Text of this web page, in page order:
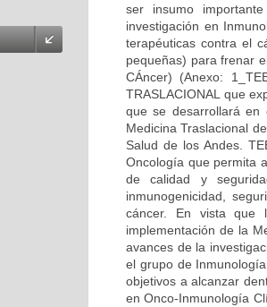
ser insumo
investigación en
terapéuticas contra el
pequeñas) para frenar
CÁncer) (Anexo:
TRASLACIONAL que
que se desarrollará
Medicina Traslacional
Salud de los Andes.
Oncología que permita
de calidad y
inmunogenicidad,
cáncer. En vista que
implementación de la
avances de la
el grupo de
objetivos a alcanzar
en Onco-Inmunología